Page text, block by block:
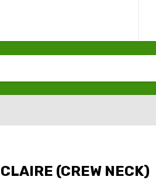
CLAIRE (CREW NECK)